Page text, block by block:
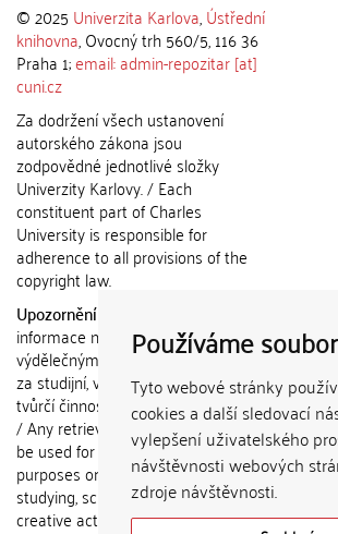
Používáme
Tyto webové stránky
cookies a další sledovací
vylepšení uživatelského
návštěvnosti webových
zdroje návštěvnosti.
© 2025 Univerzita Karlova,Ústřední
knihovna, Ovocný trh 560/5, 116 36
Praha 1;email: admin-repozitar [at]
cuni.cz
Za dodržení všech ustanovení
autorského zákona jsou
zodpovědné jednotlivé složky
Univerzity Karlovy. / Each
constituent part of Charles
University is responsible for
adherence to all provisions of the
copyright law.
Upozornění / Notice:
informace nemohou být použity k
výdělečným účelům nebo vydávány
za studijní, vědeckou nebo jinou
tvůrčí činnost jiné osoby než autora.
/ Any retrieved information shall not
be used for any commercial
purposes or claimed as results of
studying, scientific or any other
creative activities of any person